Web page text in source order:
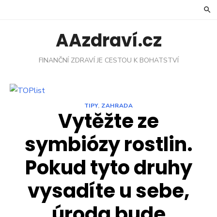
AAzdraví.cz
FINANČNÍ ZDRAVÍ JE CESTOU K BOHATSTVÍ
TIPY, ZAHRADA
Vytěžte ze
symbiózy rostlin.
Pokud tyto druhy
vysadíte u sebe,